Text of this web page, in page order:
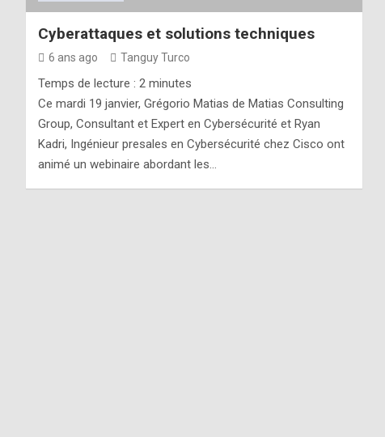
Cyberattaques et solutions techniques
6 ans ago Tanguy Turco
Temps de lecture : 2 minutes
Ce mardi 19 janvier, Grégorio Matias de Matias Consulting
Group, Consultant et Expert en Cybersécurité et Ryan
Kadri, Ingénieur presales en Cybersécurité chez Cisco ont
animé un webinaire abordant les…